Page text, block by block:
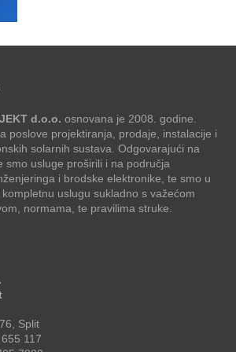
d.o.o. osnovana je 2008. godine.
poslove projektiranja, prodaje, instalacije i
solarnih sustava. Odgovarajući na
smo usluge proširili i na područja
i brodske elektronike, te smo u
uslugu sukladno s važećom
normama, te pravilima struke.
Split
117